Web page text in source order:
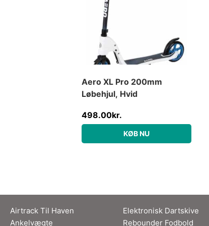
Aero XL Pro 200mm
Løbehjul, Hvid
498.00kr.
KØB NU
Airtrack Til Haven
Ankelvægte
Elektronisk Dartskive
Rebounder Fodbold